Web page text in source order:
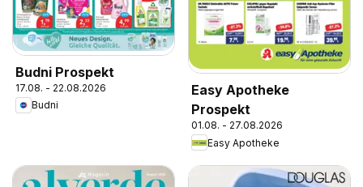
Budni Prospekt
17.08. - 22.08.2026
Budni
Easy Apotheke
Prospekt
01.08. - 27.08.2026
Easy Apotheke